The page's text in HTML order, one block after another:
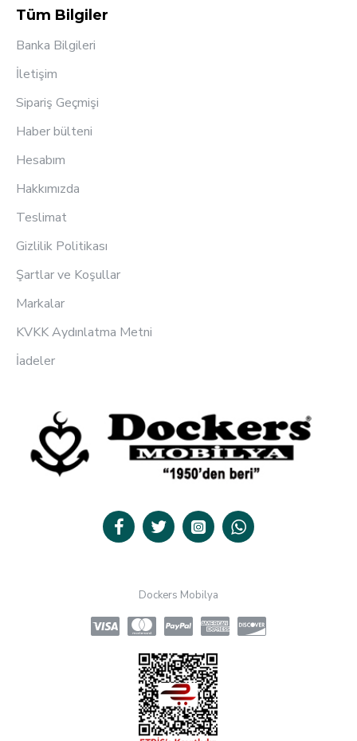
Tüm Bilgiler
Banka Bilgileri
İletişim
Sipariş Geçmişi
Haber bülteni
Hesabım
Hakkımızda
Teslimat
Gizlilik Politikası
Şartlar ve Koşullar
Markalar
KVKK Aydınlatma Metni
İadeler
Dockers Mobilya